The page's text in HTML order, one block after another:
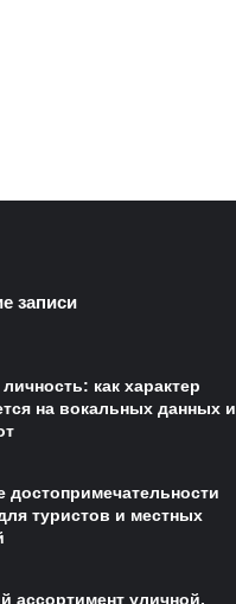
записи
как характер
на вокальных данных и
достопримечательности
туристов и местных
ассортимент уличной,